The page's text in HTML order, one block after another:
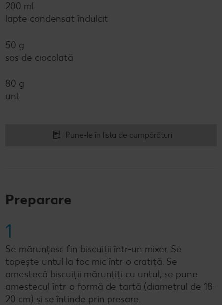
200 ml
lapte condensat îndulcit
50 g
sos de ciocolată
80 g
unt
Pune-le în lista de cumpărături
Preparare
1
Se mărunțesc fin biscuiții într-un mixer. Se
topește untul la foc mic într-o cratiță. Se
amestecă biscuiții mărunțiți cu untul, se pune
amestecul într-o formă de tartă (diametrul de 18-
20 cm) și se întinde prin presare.